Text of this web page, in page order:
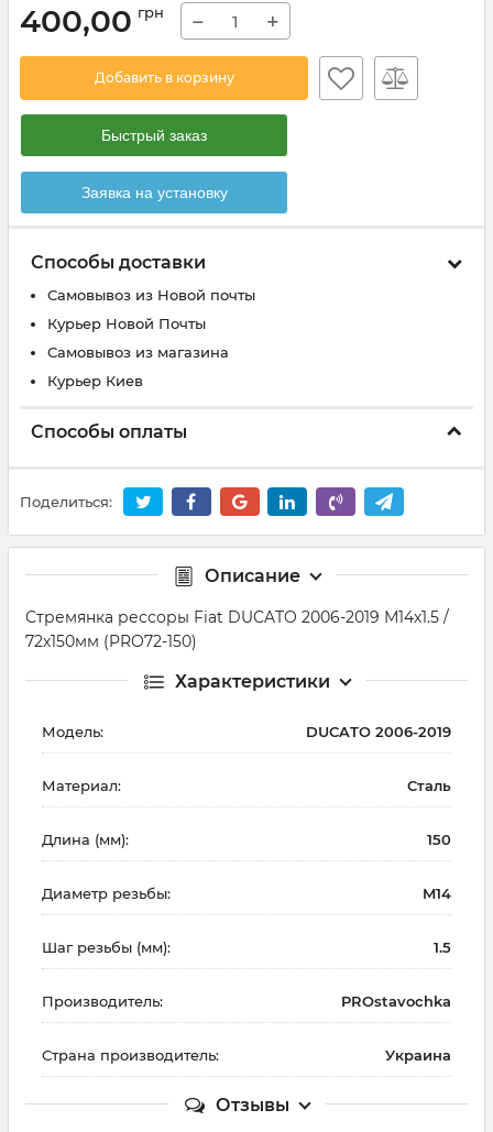
400,00 грн − +
Добавить в корзину
Быстрый заказ
Заявка на установку
Способы доставки
Самовывоз из Новой почты
Курьер Новой Почты
Самовывоз из магазина
Курьер Киев
Способы оплаты
Поделиться:
Описание
Стремянка рессоры Fiat DUCATO 2006-2019 М14х1.5 /
72х150мм (PRO72-150)
Характеристики
Модель: DUCATO 2006-2019
Материал: Сталь
Длина (мм): 150
Диаметр резьбы: M14
Шаг резьбы (мм): 1.5
Производитель: PROstavochka
Страна производитель: Украина
Отзывы